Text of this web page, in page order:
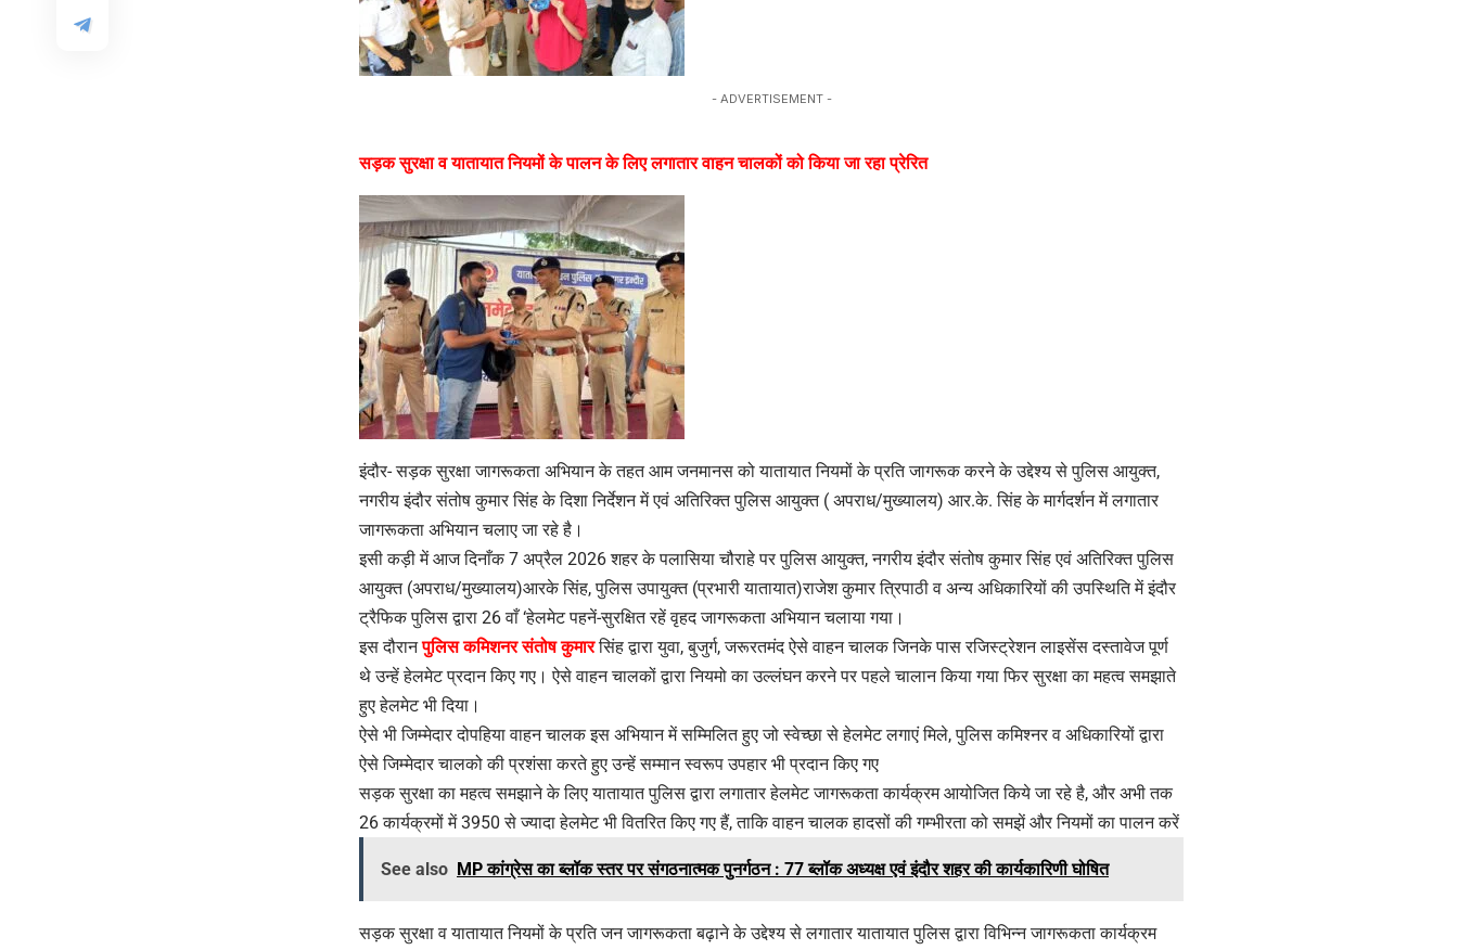
- ADVERTISEMENT -
सड़क सुरक्षा व यातायात नियमों के पालन के लिए लगातार वाहन चालकों को किया जा रहा प्रेरित
इंदौर- सड़क सुरक्षा जागरूकता अभियान के तहत आम जनमानस को यातायात नियमों के प्रति जागरूक करने के उद्देश्य से पुलिस आयुक्त,
नगरीय इंदौर संतोष कुमार सिंह के दिशा निर्देशन में एवं अतिरिक्त पुलिस आयुक्त ( अपराध/मुख्यालय) आर.के. सिंह के मार्गदर्शन में लगातार
जागरूकता अभियान चलाए जा रहे है।
इसी कड़ी में आज दिनाँक 7 अप्रैल 2026 शहर के पलासिया चौराहे पर पुलिस आयुक्त, नगरीय इंदौर संतोष कुमार सिंह एवं अतिरिक्त पुलिस
आयुक्त (अपराध/मुख्यालय)आरके सिंह, पुलिस उपायुक्त (प्रभारी यातायात)राजेश कुमार त्रिपाठी व अन्य अधिकारियों की उपस्थिति में इंदौर
ट्रैफिक पुलिस द्वारा 26 वाँ ‘हेलमेट पहनें-सुरक्षित रहें वृहद जागरूकता अभियान चलाया गया।
इस दौरानपुलिस कमिशनर संतोष कुमारसिंह द्वारा युवा, बुजुर्ग, जरूरतमंद ऐसे वाहन चालक जिनके पास रजिस्ट्रेशन लाइसेंस दस्तावेज पूर्ण
थे उन्हें हेलमेट प्रदान किए गए। ऐसे वाहन चालकों द्वारा नियमो का उल्लंघन करने पर पहले चालान किया गया फिर सुरक्षा का महत्व समझाते
हुए हेलमेट भी दिया।
ऐसे भी जिम्मेदार दोपहिया वाहन चालक इस अभियान में सम्मिलित हुए जो स्वेच्छा से हेलमेट लगाएं मिले, पुलिस कमिश्नर व अधिकारियों द्वारा
ऐसे जिम्मेदार चालको की प्रशंसा करते हुए उन्हें सम्मान स्वरूप उपहार भी प्रदान किए गए
सड़क सुरक्षा का महत्व समझाने के लिए यातायात पुलिस द्वारा लगातार हेलमेट जागरूकता कार्यक्रम आयोजित किये जा रहे है, और अभी तक
26 कार्यक्रमों में 3950 से ज्यादा हेलमेट भी वितरित किए गए हैं, ताकि वाहन चालक हादसों की गम्भीरता को समझें और नियमों का पालन करें
See also MP कांग्रेस का ब्लॉक स्तर पर संगठनात्मक पुनर्गठन : 77 ब्लॉक अध्यक्ष एवं इंदौर शहर की कार्यकारिणी घोषित
सड़क सुरक्षा व यातायात नियमों के प्रति जन जागरूकता बढ़ाने के उद्देश्य से लगातार यातायात पुलिस द्वारा विभिन्न जागरूकता कार्यक्रम